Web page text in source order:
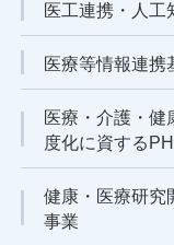
医工連携・人工
医療等情報連携
医療・介護・健
度化に資する
健康・医療研究
事業